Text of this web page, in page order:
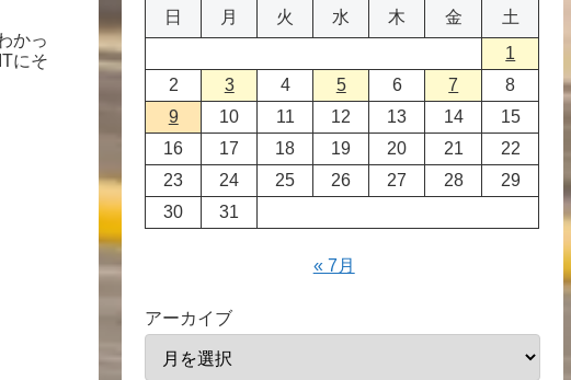
かっ
にそ
日
月 火 水 木 金
土
1
2
3 4 5 6 7
8
9
10 11 12 13 14
15
16
17 18 19 20 21
22
23
24 25 26 27 28
29
30
31
« 7月
アーカイブ